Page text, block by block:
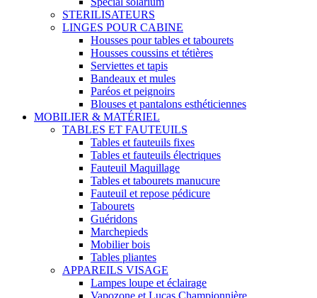
STERILISATEURS
LINGES POUR CABINE
Housses pour tables et tabourets
Housses coussins et tétières
Serviettes et tapis
Bandeaux et mules
Paréos et peignoirs
Blouses et pantalons esthéticiennes
MOBILIER & MATÉRIEL
TABLES ET FAUTEUILS
Tables et fauteuils fixes
Tables et fauteuils électriques
Fauteuil Maquillage
Tables et tabourets manucure
Fauteuil et repose pédicure
Tabourets
Guéridons
Marchepieds
Mobilier bois
Tables pliantes
APPAREILS VISAGE
Lampes loupe et éclairage
Vapozone et Lucas Championnière